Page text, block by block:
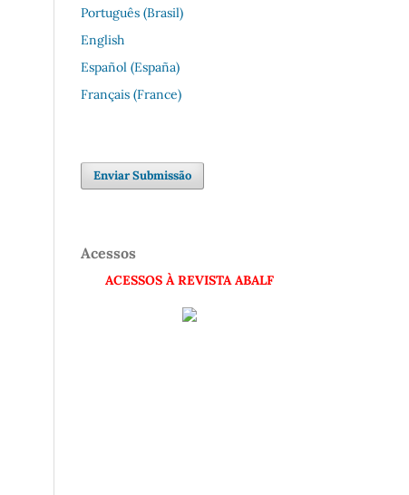
Português (Brasil)
English
Español (España)
Français (France)
Enviar Submissão
Acessos
ACESSOS À REVISTA ABALF